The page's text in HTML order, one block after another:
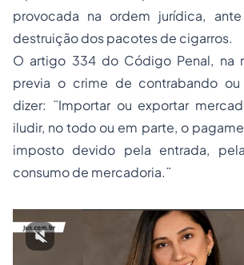
provocada na ordem jurídica,
destruição dos pacotes de cigarros.
O artigo 334 do Código Penal, na
previa o crime de contrabando
dizer: ¨Importar ou exportar
iludir, no todo ou em parte, o
imposto devido pela entrada,
consumo de mercadoria.¨